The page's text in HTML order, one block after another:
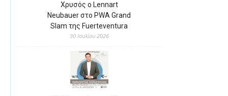
Χρυσός ο Lennart
Neubauer στο PWA Grand
Slam της Fuerteventura
30 Ιουλίου 2026